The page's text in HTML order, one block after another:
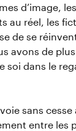
d’image,
au réel, les
de se
avons de
soi dans le
sans
entre les